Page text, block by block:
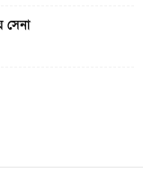
সেনা